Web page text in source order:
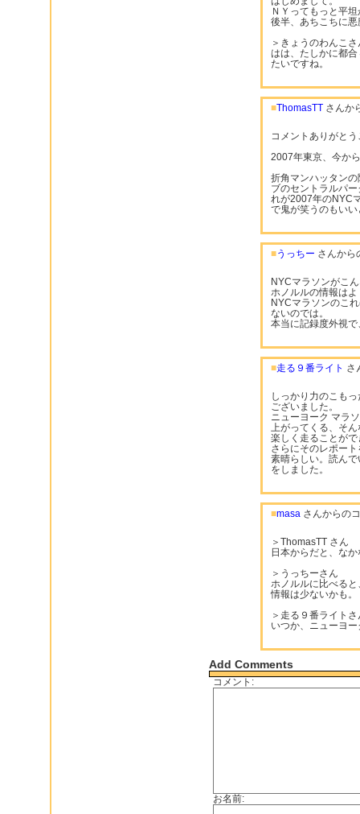
ＮＹってもっと平
後半、あちこちに
＞きょうのわんこさ
はは、たしかに都
たいですね。
■ThomasTT さんか
コメントありがと
2007年東京、今か
折角マンハッタン
ブのセントラルパ
れが2007年のNYC
で鬼が笑うのもい
■うっちー さんから
NYCマラソンがこ
ホノルルの情報は
NYCマラソンのこ
ないのでは。
本当に記録度外視
■走る９番ライト さ
しっかり力のこも
ございました。
ニューヨーク マラ
上がってくる、そ
楽しく走ることが
さらにそのレポー
素晴らしい。読ん
をしました。
■masa さんからの
＞ThomasTT さん
日本からだと、な
＞うっちーさん
ホノルルに比べる
情報は少ないかも。
＞走る９番ライトさ
いつか、ニューヨ
Add Comments
コメント:
お名前: